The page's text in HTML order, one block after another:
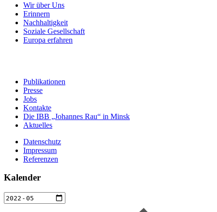
Wir über Uns
Erinnern
Nachhaltigkeit
Soziale Gesellschaft
Europa erfahren
Publikationen
Presse
Jobs
Kontakte
Die IBB „Johannes Rau“ in Minsk
Aktuelles
Datenschutz
Impressum
Referenzen
Kalender